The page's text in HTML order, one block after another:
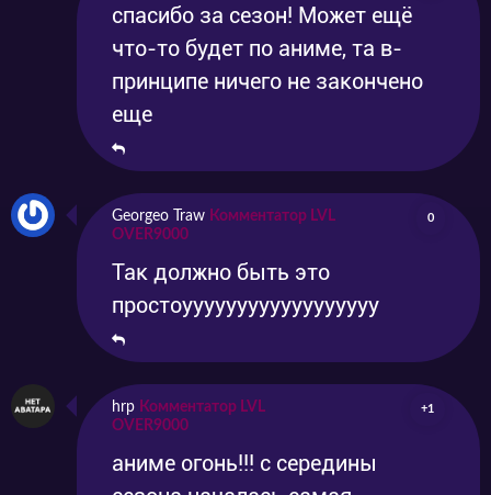
спасибо за сезон! Может ещё
что-то будет по аниме, та в-
принципе ничего не закончено
еще
Georgeo Traw Комментатор LVL
OVER9000
0
Так должно быть это
простоуууууууууууууууууу
hrp Комментатор LVL
OVER9000
+1
аниме огонь!!! с середины